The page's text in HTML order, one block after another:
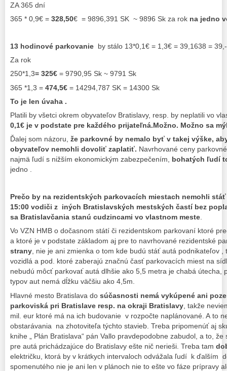
ZA 365 dní
365 * 0,9€ = 328,50€ = 9896,391 SK ~ 9896 Sk za rok na jedno
13 hodinové parkovanie by stálo 13*0,1€ = 1,3€ = 39,1638 =
Za rok
250*1,3= 325€ = 9790,95 Sk ~ 9791 Sk
365 *1,3 = 474,5€ = 14294,787 SK = 14300 Sk
To je len úvaha .
Platili by všetci okrem obyvateľov Bratislavy, resp. by neplatili vo
0,1€ je v podstate pre každého prijateľná.Možno. Možno sa
Ďalej som názoru, že parkovné by nemalo byť v takej výške,
obyvateľov nemohli dovoliť zaplatiť. Navrhované ceny
najmä ľudí s nižším ekonomickým zabezpečením, bohatých ľudí
jedno .
Prečo by na rezidentských parkovacích miestach nemohli
15:00 vodiči z iných Bratislavských mestských častí bez
sa Bratislavčania stanú cudzincami vo vlastnom meste.
Vo VZN HMB o dočasnom státí či rezidentskom parkovaní ktoré
a ktoré je v podstate základom aj pre to navrhované rezidentské
strany, nie je ani zmienka o tom kde budú stáť autá podnikateľov ,
vozidlá a pod. ktoré zaberajú značnú časť parkovacích miest na
nebudú môcť parkovať autá dlhšie ako 5,5 metra je chabá útecha,
typov aut nemá dĺžku väčšiu ako 4,5m.
Hlavné mesto Bratislava do súčasnosti nemá vykúpené ani
parkoviská pri Bratislave resp. na okraji Bratislavy , takže
mil. eur ktoré má na ich budovanie v rozpočte naplánované. A to
obstarávania na zhotoviteľa týchto stavieb. Treba pripomenúť aj
knihe „ Plán Bratislava“ pán Vallo pravdepodobne zabudol, a to,
pre autá prichádzajúce do Bratislavy ešte nič nerieši. Treba tam
električku, ktorá by v krátkych intervaloch odvážala ľudí k ďalším
spomenutého nie je ani len v plánoch nie to ešte vo fáze prípravy